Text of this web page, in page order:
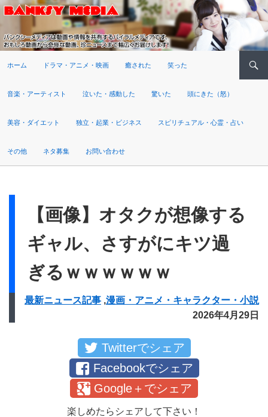
ホーム ドラマ・アニメ・映画 癒された 笑った
音楽・アーティスト 泣いた・感動した 驚いた 頭にきた（怒）
美容・ダイエット 独立・起業・ビジネス スピリチュアル・心霊・占い
その他 ネタ募集 お問い合わせ
【画像】オタクが想像する
ギャル、さすがにキツ過
ぎるｗｗｗｗｗｗ
最新ニュース記事 ,漫画・アニメ・キャラクター・小説
2026年4月29日
Twitterでシェア
Facebookでシェア
Google＋でシェア
楽しめたらシェアして下さい！